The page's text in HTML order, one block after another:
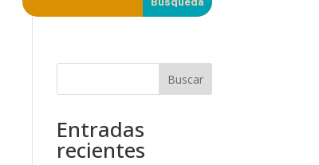
Buscar
Entradas
recientes